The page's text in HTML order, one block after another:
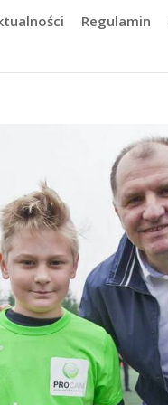
Regulamin